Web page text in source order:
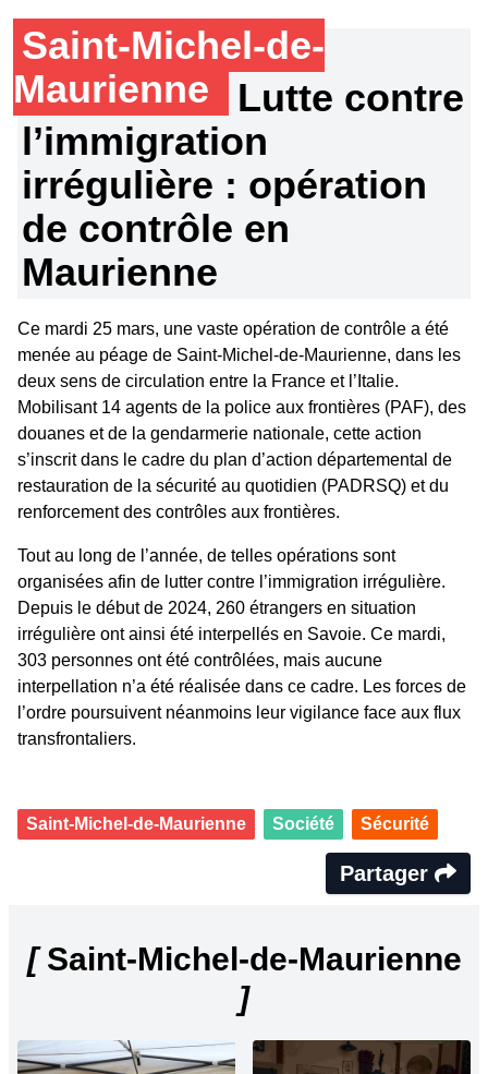
Saint-Michel-de-
Maurienne
Lutte contre
l’immigration
irrégulière : opération
de contrôle en
Maurienne
Ce mardi 25 mars, une vaste opération de contrôle a été
menée au péage de Saint-Michel-de-Maurienne, dans les
deux sens de circulation entre la France et l’Italie.
Mobilisant 14 agents de la police aux frontières (PAF), des
douanes et de la gendarmerie nationale, cette action
s’inscrit dans le cadre du plan d’action départemental de
restauration de la sécurité au quotidien (PADRSQ) et du
renforcement des contrôles aux frontières.
Tout au long de l’année, de telles opérations sont
organisées afin de lutter contre l’immigration irrégulière.
Depuis le début de 2024, 260 étrangers en situation
irrégulière ont ainsi été interpellés en Savoie. Ce mardi,
303 personnes ont été contrôlées, mais aucune
interpellation n’a été réalisée dans ce cadre. Les forces de
l’ordre poursuivent néanmoins leur vigilance face aux flux
transfrontaliers.
Saint-Michel-de-Maurienne Société Sécurité
Partager
[Saint-Michel-de-Maurienne
]